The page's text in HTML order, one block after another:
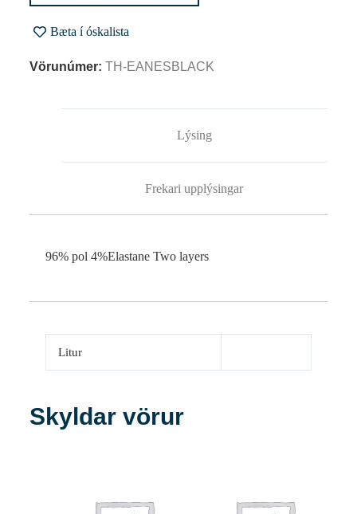
Bæta í óskalista
Vörunúmer: TH-EANESBLACK
Lýsing
Frekari upplýsingar
96% pol 4%Elastane Two layers
Litur
Skyldar vörur